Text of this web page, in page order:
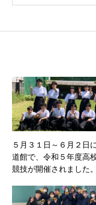
５月３１日～６月２日
道館で、令和５年度高
競技が開催されました。